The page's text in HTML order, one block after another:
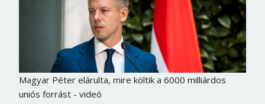
Magyar Péter elárulta, mire költik a 6000 milliárdos
uniós forrást - videó